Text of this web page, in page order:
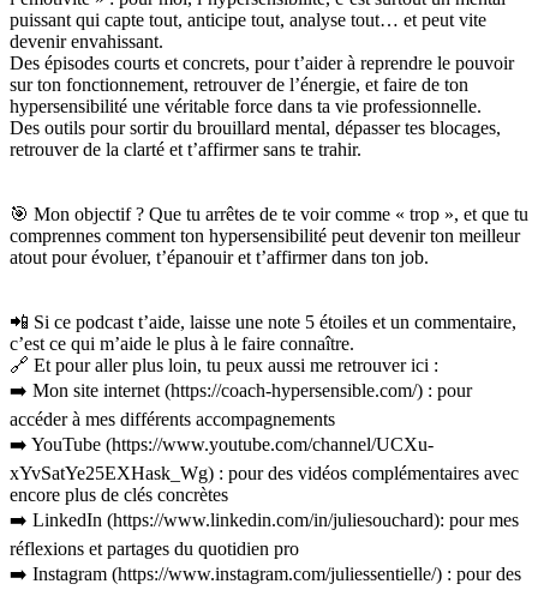
puissant qui capte tout, anticipe tout, analyse tout… et peut vite
devenir envahissant.
Des épisodes courts et concrets, pour t’aider à reprendre le pouvoir
sur ton fonctionnement, retrouver de l’énergie, et faire de ton
hypersensibilité une véritable force dans ta vie professionnelle.
Des outils pour sortir du brouillard mental, dépasser tes blocages,
retrouver de la clarté et t’affirmer sans te trahir.
🎯 Mon objectif ? Que tu arrêtes de te voir comme « trop », et que tu
comprennes comment ton hypersensibilité peut devenir ton meilleur
atout pour évoluer, t’épanouir et t’affirmer dans ton job.
📲 Si ce podcast t’aide, laisse une note 5 étoiles et un commentaire,
c’est ce qui m’aide le plus à le faire connaître.
🔗 Et pour aller plus loin, tu peux aussi me retrouver ici :
➡️ Mon site internet (https://coach-hypersensible.com/) : pour
accéder à mes différents accompagnements
➡️ YouTube (https://www.youtube.com/channel/UCXu-
xYvSatYe25EXHask_Wg) : pour des vidéos complémentaires avec
encore plus de clés concrètes
➡️ LinkedIn (https://www.linkedin.com/in/juliesouchard): pour mes
réflexions et partages du quotidien pro
➡️ Instagram (https://www.instagram.com/juliessentielle/) : pour des